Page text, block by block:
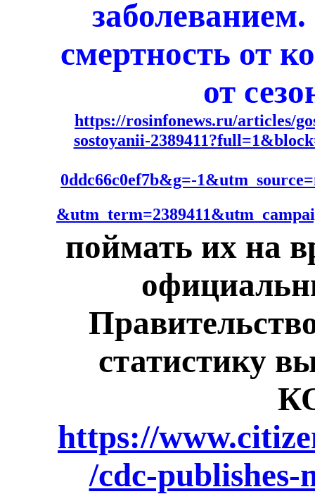
смертность от
от
https://rosinfonews.ru/articles/
sostoyanii-
0ddc66c0ef7b&g=-
поймать их на
статистику
https://
/cdc-